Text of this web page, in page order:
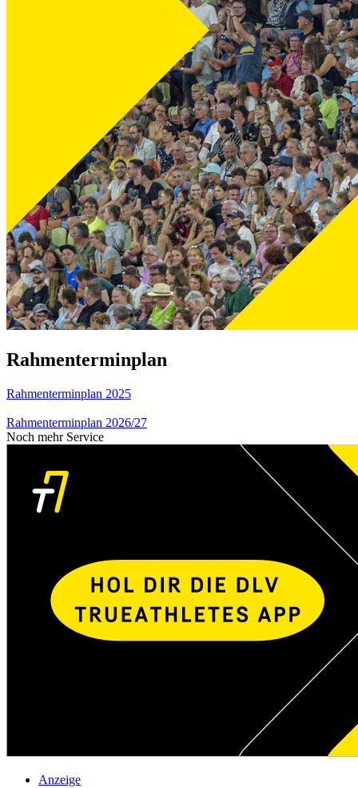
Rahmenterminplan
Rahmenterminplan 2025
Rahmenterminplan 2026/27
Noch mehr Service
Anzeige